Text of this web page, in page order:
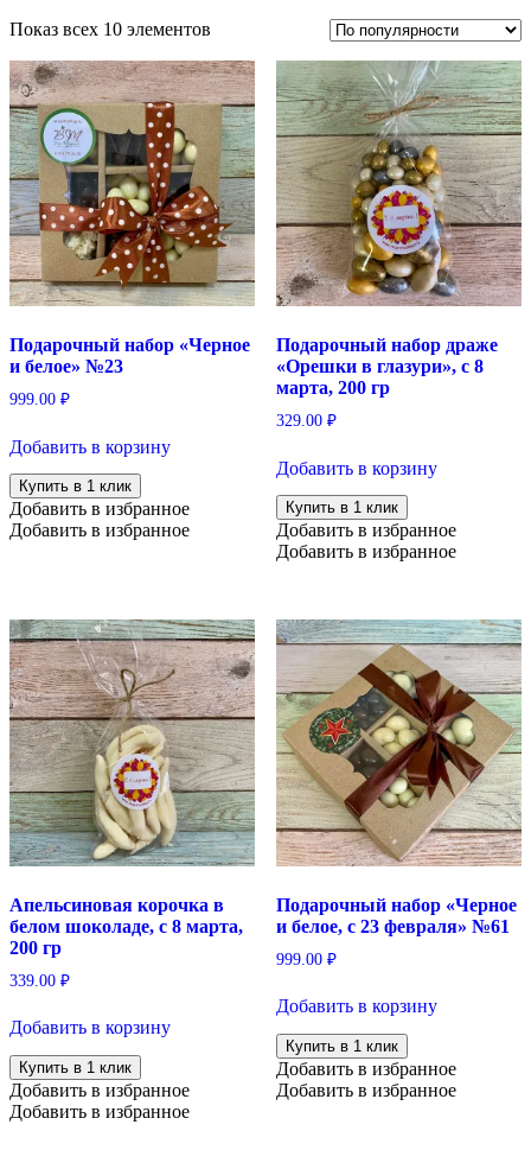
Показ всех 10 элементов
Подарочный набор «Черное
и белое» №23
999.00 ₽
Добавить в корзину
Купить в 1 клик
Добавить в избранное
Добавить в избранное
Подарочный набор драже
«Орешки в глазури», с 8
марта, 200 гр
329.00 ₽
Добавить в корзину
Купить в 1 клик
Добавить в избранное
Добавить в избранное
Апельсиновая корочка в
белом шоколаде, с 8 марта,
200 гр
339.00 ₽
Добавить в корзину
Купить в 1 клик
Добавить в избранное
Добавить в избранное
Подарочный набор «Черное
и белое, с 23 февраля» №61
999.00 ₽
Добавить в корзину
Купить в 1 клик
Добавить в избранное
Добавить в избранное